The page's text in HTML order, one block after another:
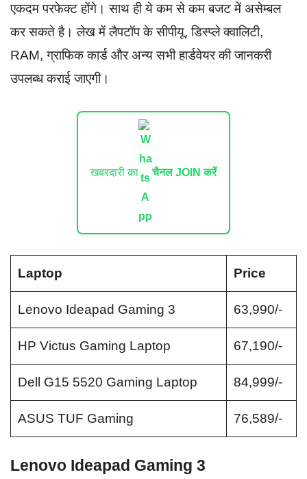
एकदम परफेक्ट होंगे। साथ ही ये कम से कम बजट में असेम्बल
कर सकते है। लेख में लैपटॉप के सीपीयू, डिस्प्ले क्वालिटी,
RAM, ग्राफिक कार्ड और अन्य सभी हार्डवेयर की जानकरी
उपलब्ध कराई जाएगी।
खबरदारी का चैनल JOIN करें
Laptop Price
Lenovo Ideapad Gaming 3 63,990/-
HP Victus Gaming Laptop 67,190/-
Dell G15 5520 Gaming Laptop 84,999/-
ASUS TUF Gaming 76,589/-
Lenovo Ideapad Gaming 3